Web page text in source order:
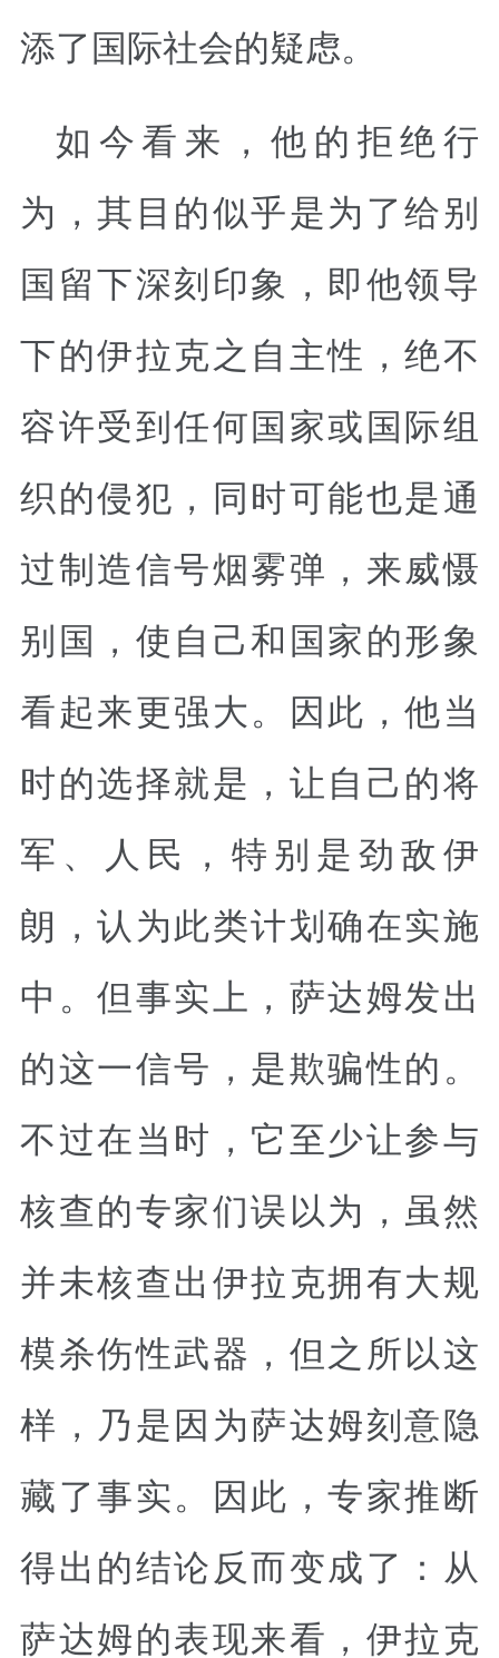
添了国际社会的疑虑。
如今看来，他的拒绝行
为，其目的似乎是为了给别
国留下深刻印象，即他领导
下的伊拉克之自主性，绝不
容许受到任何国家或国际组
织的侵犯，同时可能也是通
过制造信号烟雾弹，来威慑
别国，使自己和国家的形象
看起来更强大。因此，他当
时的选择就是，让自己的将
军、人民，特别是劲敌伊
朗，认为此类计划确在实施
中。但事实上，萨达姆发出
的这一信号，是欺骗性的。
不过在当时，它至少让参与
核查的专家们误以为，虽然
并未核查出伊拉克拥有大规
模杀伤性武器，但之所以这
样，乃是因为萨达姆刻意隐
藏了事实。因此，专家推断
得出的结论反而变成了：从
萨达姆的表现来看，伊拉克